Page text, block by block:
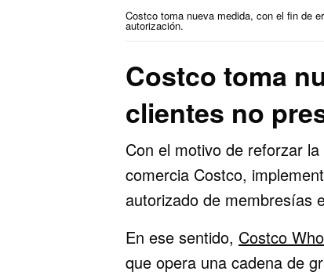
Costco toma nueva medida, con el fin de
autorización.
Costco toma
clientes no
Con el motivo de reforzar
comercia Costco,
autorizado de membresías
En ese sentido, Costco
que opera una cadena de